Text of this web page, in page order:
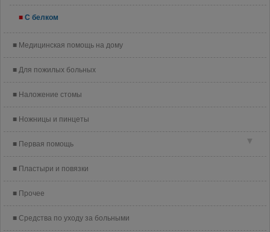
С белком
Медицинская помощь на дому
Для пожилых больных
Наложение стомы
Ножницы и пинцеты
▼
Первая помощь
Пластыри и повязки
Прочее
Средства по уходу за больными